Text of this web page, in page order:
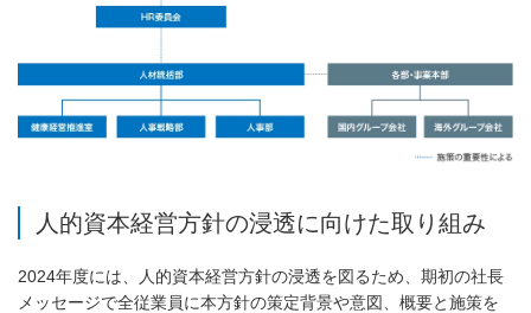
人的資本経営方針の浸透に向けた取り組み
2024年度には、人的資本経営方針の浸透を図るため、期初の社長
メッセージで全従業員に本方針の策定背景や意図、概要と施策を